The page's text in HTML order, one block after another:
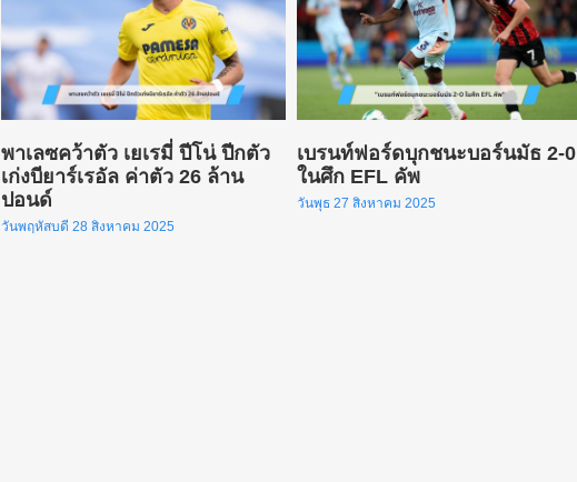
พาเลซคว้าตัว เยเรมี่ ปีโน่ ปีกตัว
เก่งบียาร์เรอัล ค่าตัว 26 ล้าน
ปอนด์
วันพฤหัสบดี 28 สิงหาคม 2025
เบรนท์ฟอร์ดบุกชนะบอร์นมัธ 2-0
ในศึก EFL คัพ
วันพุธ 27 สิงหาคม 2025